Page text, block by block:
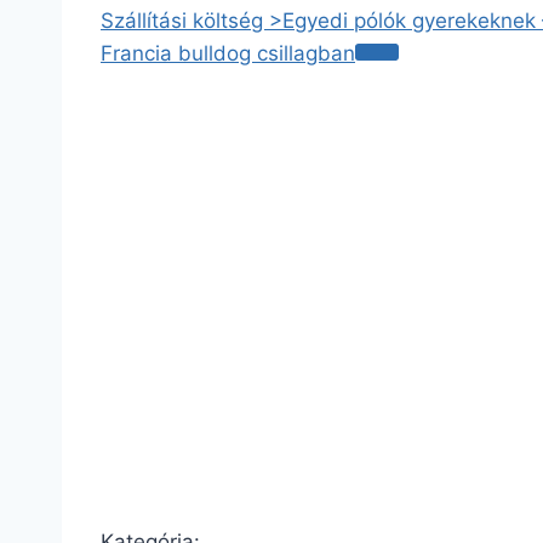
Szállítási költség >Egyedi pólók gyerekeknek
Francia bulldog csillagban